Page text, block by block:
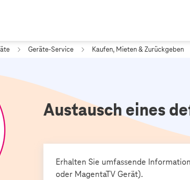
Geräte-Service Kaufen, Mieten & Zurückgeben
Austausch eines
Erhalten Sie umfassende
oder MagentaTV Gerät).